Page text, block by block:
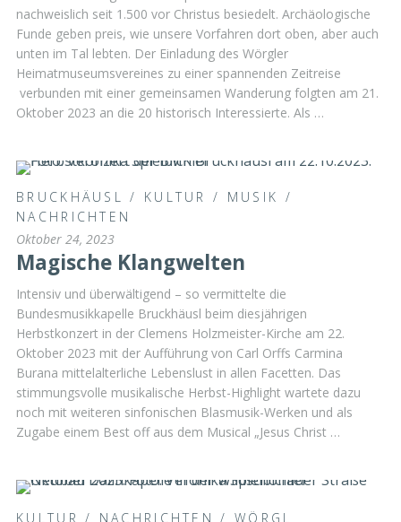
nachweislich seit 1.500 vor Christus besiedelt. Archäologische
Funde geben preis, wie unsere Vorfahren dort oben, aber auch
unten im Tal lebten. Der Einladung des Wörgler
Heimatmuseumsvereines zu einer spannenden Zeitreise
verbunden mit einer gemeinsamen Wanderung folgten am 21.
Oktober 2023 an die 20 historisch Interessierte. Als …
BRUCKHÄUSL / KULTUR / MUSIK /
NACHRICHTEN
Oktober 24, 2023
Magische Klangwelten
Intensiv und überwältigend – so vermittelte die
Bundesmusikkapelle Bruckhäusl beim diesjährigen
Herbstkonzert in der Clemens Holzmeister-Kirche am 22.
Oktober 2023 mit der Aufführung von Carl Orffs Carmina
Burana mittelalterliche Lebenslust in allen Facetten. Das
stimmungsvolle musikalische Herbst-Highlight wartete dazu
noch mit weiteren sinfonischen Blasmusik-Werken und als
Zugabe einem Best off aus dem Musical „Jesus Christ …
KULTUR / NACHRICHTEN /WÖRGL